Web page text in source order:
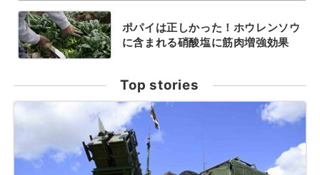
ポパイは正しかった！ホウレンソウ
に含まれる硝酸塩に筋肉増強効果
Top stories